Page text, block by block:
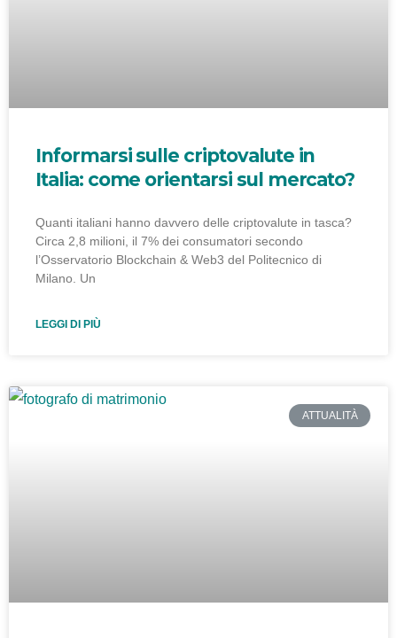
Informarsi sulle criptovalute in
Italia: come orientarsi sul mercato?
Quanti italiani hanno davvero delle criptovalute in tasca?
Circa 2,8 milioni, il 7% dei consumatori secondo
l’Osservatorio Blockchain & Web3 del Politecnico di
Milano. Un
LEGGI DI PIÙ
ATTUALITÀ